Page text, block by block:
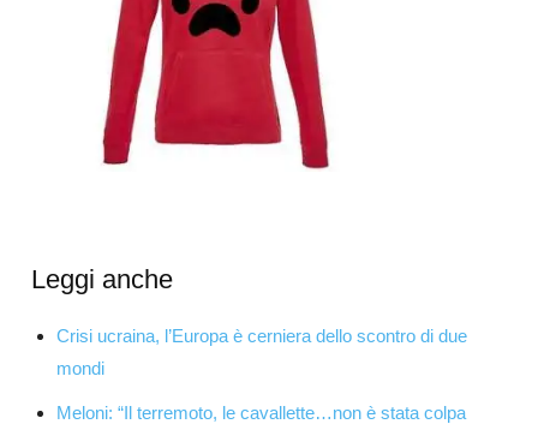
Leggi anche
Crisi ucraina, l’Europa è cerniera dello scontro di due
mondi
Meloni: “Il terremoto, le cavallette…non è stata colpa